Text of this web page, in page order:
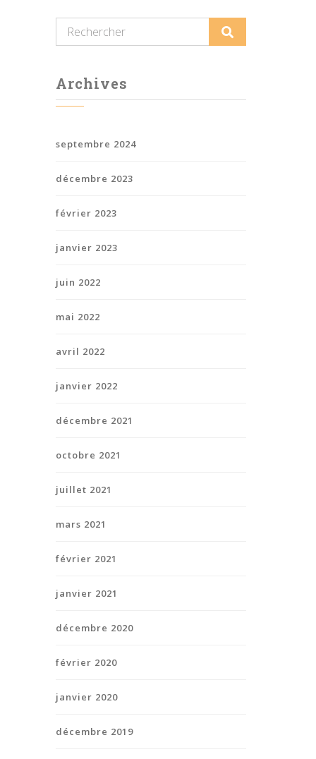
Archives
septembre 2024
décembre 2023
février 2023
janvier 2023
juin 2022
mai 2022
avril 2022
janvier 2022
décembre 2021
octobre 2021
juillet 2021
mars 2021
février 2021
janvier 2021
décembre 2020
février 2020
janvier 2020
décembre 2019